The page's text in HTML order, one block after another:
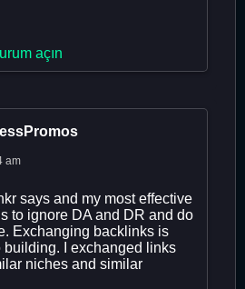
açın
am
says and my most effective
to ignore DA and DR and do
Exchanging backlinks is
I exchanged links
niches and similar